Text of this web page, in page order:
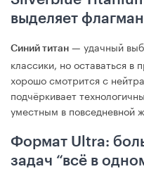
выделяет флагман
Синий титан — удачный
классики, но оставаться
хорошо смотрится с
подчёркивает
уместным в повседневной
Формат Ultra:
задач “всё в